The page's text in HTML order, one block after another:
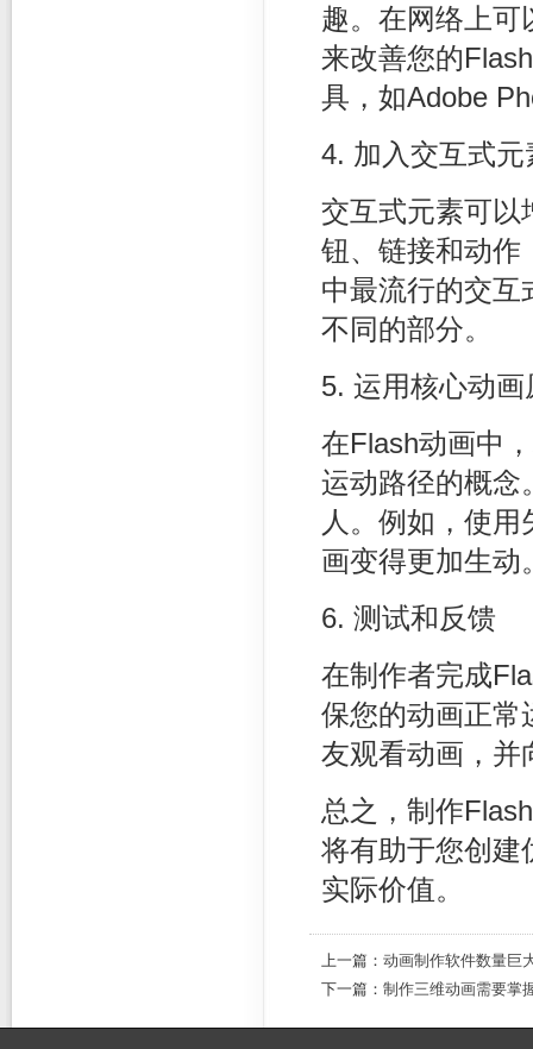
趣。在网络上可
来改善您的
具，如Adobe
4. 加入交互式元
交互式元素可以
钮、链接和动作
中最流行的交互
不同的部分。
5. 运用核心动画
在Flash动画中
运动路径的概念
人。例如，使
画变得更加生动
6. 测试和反馈
在制作者完成
保您的动画正常
友观看动画，并
总之，制作
将有助于您创建
实际价值。
上一篇： 动画制作软件数量巨
下一篇： 制作三维动画需要掌